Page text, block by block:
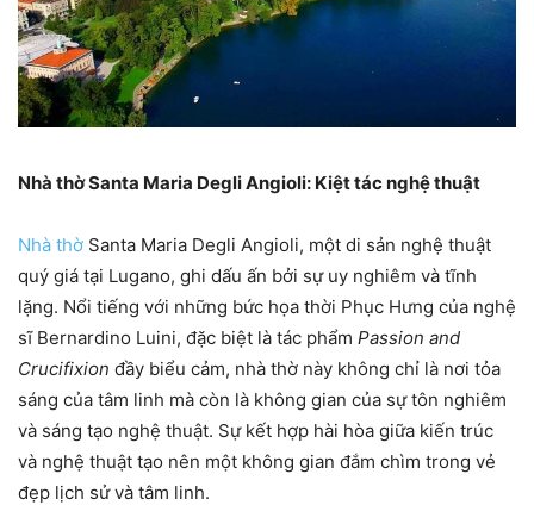
Nhà thờ Santa Maria Degli Angioli: Kiệt tác nghệ thuật
Nhà thờ Santa Maria Degli Angioli, một di sản nghệ thuật
quý giá tại Lugano, ghi dấu ấn bởi sự uy nghiêm và tĩnh
lặng. Nổi tiếng với những bức họa thời Phục Hưng của nghệ
sĩ Bernardino Luini, đặc biệt là tác phẩm Passion and
Crucifixion đầy biểu cảm, nhà thờ này không chỉ là nơi tỏa
sáng của tâm linh mà còn là không gian của sự tôn nghiêm
và sáng tạo nghệ thuật. Sự kết hợp hài hòa giữa kiến trúc
và nghệ thuật tạo nên một không gian đắm chìm trong vẻ
đẹp lịch sử và tâm linh.